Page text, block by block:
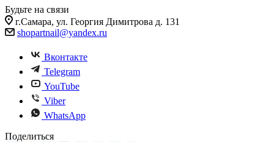
Будьте на связи
г.Самара, ул. Георгия Димитрова д. 131
shopartnail@yandex.ru
Вконтакте
Telegram
YouTube
Viber
WhatsApp
Поделиться